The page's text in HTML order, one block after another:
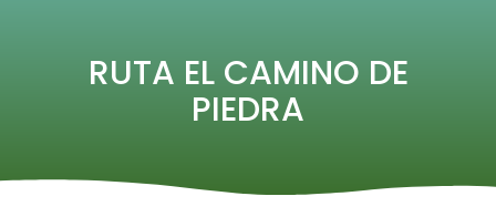
RUTA EL CAMINO DE
PIEDRA